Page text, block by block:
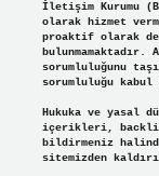
İletişim Kurumu
olarak hizmet
proaktif olarak
sorumluluğunu
sorumluluğu
Hukuka ve yasal
içerikleri,
bildirmeniz
sitemizden